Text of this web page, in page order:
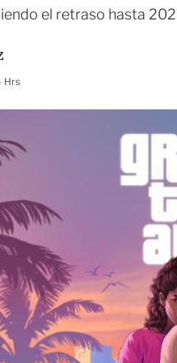
el retraso hasta
Hrs